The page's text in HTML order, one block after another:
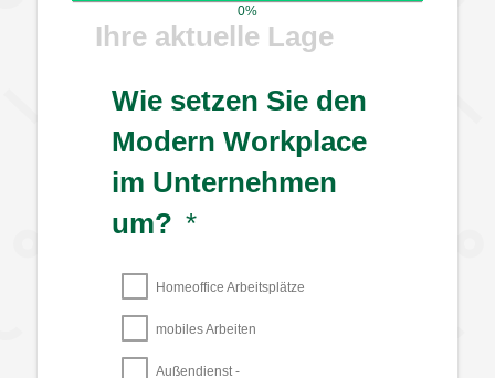
0%
Ihre aktuelle Lage
Wie setzen Sie den
Modern Workplace
im Unternehmen
um? *
Homeoffice Arbeitsplätze
mobiles Arbeiten
Außendienst -